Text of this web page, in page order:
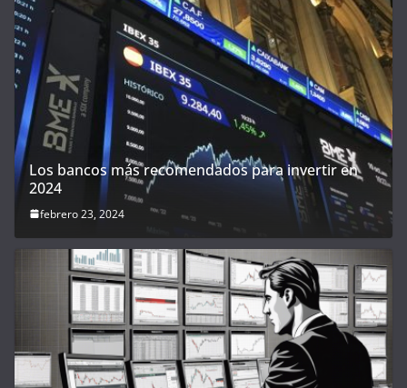
Los bancos más recomendados para invertir en
2024
febrero 23, 2024